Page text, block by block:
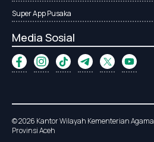
Super App Pusaka
Media Sosial
© 2026 Kantor Wilayah Kementerian Agama
Provinsi Aceh